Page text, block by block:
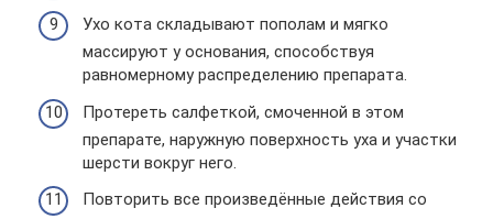
Ухо кота складывают пополам и мягко
массируют у основания, способствуя
равномерному распределению препарата.
Протереть салфеткой, смоченной в этом
препарате, наружную поверхность уха и участки
шерсти вокруг него.
Повторить все произведённые действия со